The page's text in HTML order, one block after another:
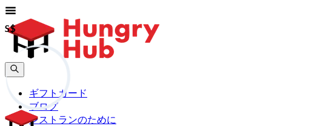
ギフトカード
ブログ
レストランのために
S$
S$